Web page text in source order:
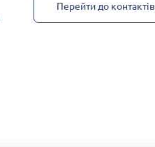
Перейти до контактів